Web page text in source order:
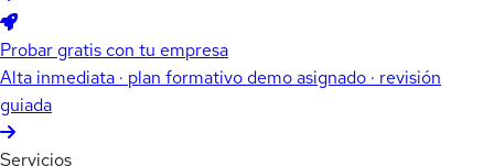
Probar gratis con tu empresa
Alta inmediata · plan formativo demo asignado · revisión
guiada
Servicios